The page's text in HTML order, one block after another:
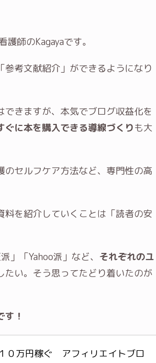
師のKagayaです。
考文献紹介」ができるようになり
きますが、本気でブログ収益化を
に本を購入できる導線づくりも大
セルフケア方法など、専門性の高
を紹介していくことは「読者の安
」「Yahoo派」など、 それぞれのユ
たい。そう思ってたどり着いたのが
！
０万円稼ぐ　アフィリエイトブロ